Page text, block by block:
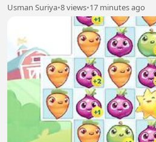
Usman Suriya•8 views•17 minutes ago